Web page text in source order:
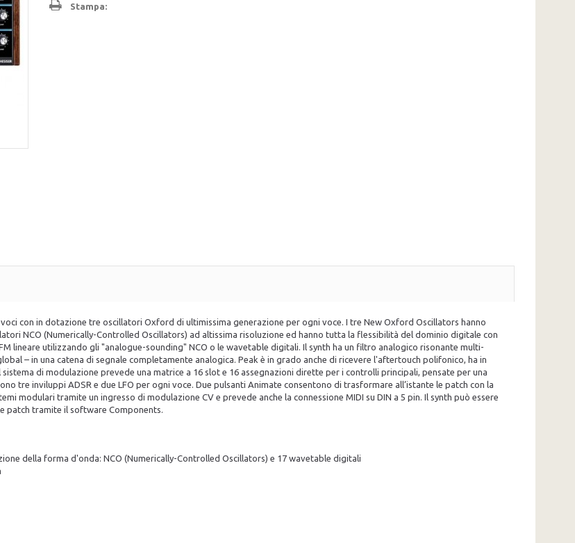
Stampa:
con in dotazione tre oscillatori Oxford di ultimissima generazione per ogni voce. I tre New Oxford Oscillators hanno
NCO (Numerically-Controlled Oscillators) ad altissima risoluzione ed hanno tutta la flessibilità del dominio digitale con
lineare utilizzando gli "analogue-sounding" NCO o le wavetable digitali. Il synth ha un filtro analogico risonante multi-
– in una catena di segnale completamente analogica. Peak è in grado anche di ricevere l'aftertouch polifonico, ha in
di modulazione prevede una matrice a 16 slot e 16 assegnazioni dirette per i controlli principali, pensate per una
tre inviluppi ADSR e due LFO per ogni voce. Due pulsanti Animate consentono di trasformare all’istante le patch con la
modulari tramite un ingresso di modulazione CV e prevede anche la connessione MIDI su DIN a 5 pin. Il synth può essere
patch tramite il software Components.
della forma d'onda: NCO (Numerically-Controlled Oscillators) e 17 wavetable digitali